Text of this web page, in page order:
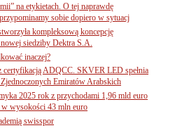
na etykietach. O tej naprawdę
sobie dopiero w sytuacj
kompleksową koncepcję
siedziby Dektra S.A.
inaczej?
certyfikacją ADQCC. SKVER LED spełnia
Emiratów Arabskich
2025 rok z przychodami 1,96 mld euro
wysokości 43 mln euro
swisspor